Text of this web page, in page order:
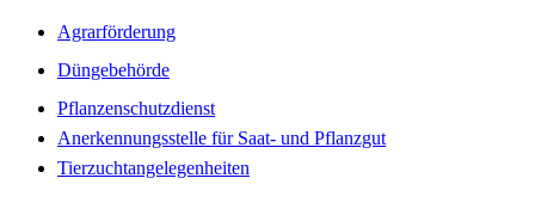
Agrarförderung
Düngebehörde
Pflanzenschutzdienst
Anerkennungsstelle für Saat- und Pflanzgut
Tierzuchtangelegenheiten